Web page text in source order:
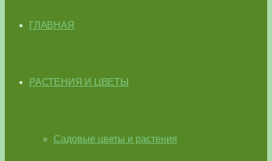
ГЛАВНАЯ
РАСТЕНИЯ И ЦВЕТЫ
Садовые цветы и растения